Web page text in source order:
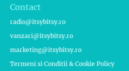
Contact
radio@itsybitsy.ro
vanzari@itsybitsy.ro
marketing@itsybitsy.ro
Termeni si Conditii & Cookie Policy